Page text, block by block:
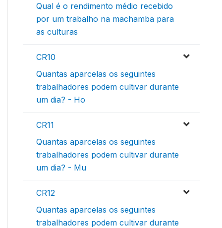
Qual é o rendimento médio recebido
por um trabalho na machamba para
as culturas
CR10
Quantas aparcelas os seguintes
trabalhadores podem cultivar durante
um dia? - Ho
CR11
Quantas aparcelas os seguintes
trabalhadores podem cultivar durante
um dia? - Mu
CR12
Quantas aparcelas os seguintes
trabalhadores podem cultivar durante